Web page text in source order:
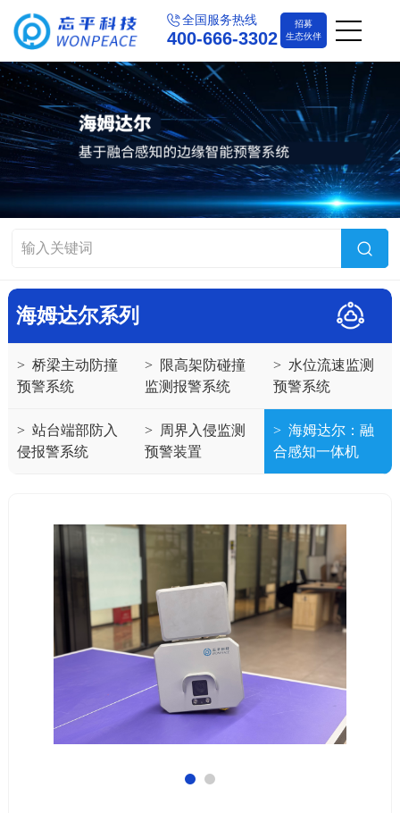
全国服务热线
400-666-3302
招募
生态伙伴
海姆达尔系列
> 桥梁主动防撞
预警系统
> 限高架防碰撞
监测报警系统
> 水位流速监测
预警系统
> 站台端部防入
侵报警系统
> 周界入侵监测
预警装置
> 海姆达尔：融
合感知一体机